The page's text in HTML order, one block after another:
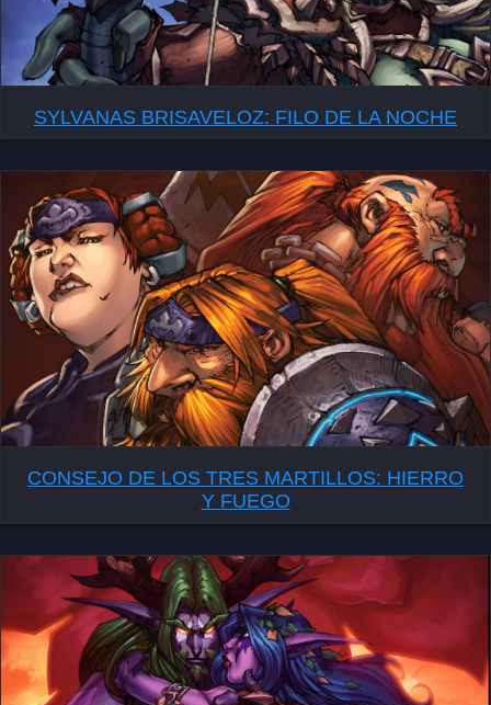
SYLVANAS BRISAVELOZ: FILO DE LA NOCHE
CONSEJO DE LOS TRES MARTILLOS: HIERRO
Y FUEGO